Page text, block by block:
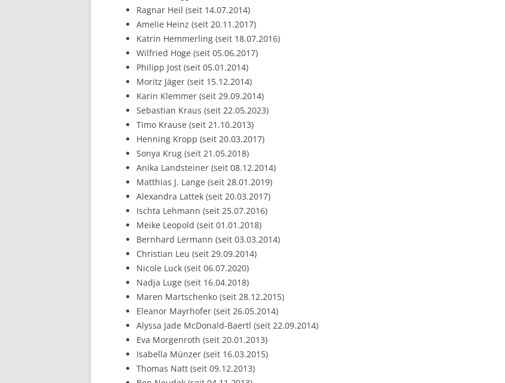
Ragnar Heil (seit 14.07.2014)
Amelie Heinz (seit 20.11.2017)
Katrin Hemmerling (seit 18.07.2016)
Wilfried Hoge (seit 05.06.2017)
Philipp Jost (seit 05.01.2014)
Moritz Jäger (seit 15.12.2014)
Karin Klemmer (seit 29.09.2014)
Sebastian Kraus (seit 22.05.2023)
Timo Krause (seit 21.10.2013)
Henning Kropp (seit 20.03.2017)
Sonya Krug (seit 21.05.2018)
Anika Landsteiner (seit 08.12.2014)
Matthias J. Lange (seit 28.01.2019)
Alexandra Lattek (seit 20.03.2017)
Ischta Lehmann (seit 25.07.2016)
Meike Leopold (seit 01.01.2018)
Bernhard Lermann (seit 03.03.2014)
Christian Leu (seit 29.09.2014)
Nicole Luck (seit 06.07.2020)
Nadja Luge (seit 16.04.2018)
Maren Martschenko (seit 28.12.2015)
Eleanor Mayrhofer (seit 26.05.2014)
Alyssa Jade McDonald-Baertl (seit 22.09.2014)
Eva Morgenroth (seit 20.01.2013)
Isabella Münzer (seit 16.03.2015)
Thomas Natt (seit 09.12.2013)